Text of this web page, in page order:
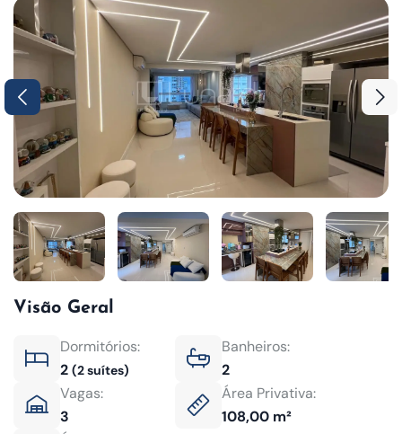
Visão Geral
Dormitórios:
2 (2 suítes)
Banheiros:
2
Vagas:
3
Área Privativa:
108,00 m²